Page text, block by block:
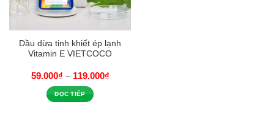
Dầu dừa tinh khiết ép lạnh
Vitamin E VIETCOCO
59.000₫ – 119.000₫
ĐỌC TIẾP